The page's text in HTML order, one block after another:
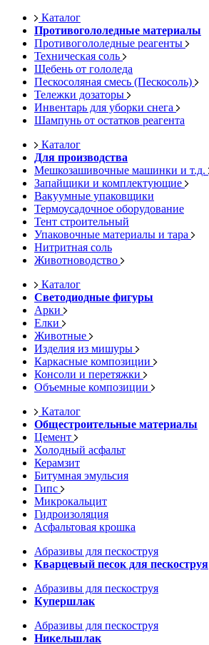
Каталог
Противогололедные материалы
Противогололедные реагенты
Техническая соль
Щебень от гололеда
Пескосоляная смесь (Пескосоль)
Тележки дозаторы
Инвентарь для уборки снега
Шампунь от остатков реагента
Каталог
Для производства
Мешкозашивочные машинки и т.д.
Запайщики и комплектующие
Вакуумные упаковщики
Термоусадочное оборудование
Тент строительный
Упаковочные материалы и тара
Нитритная соль
Животноводство
Каталог
Светодиодные фигуры
Арки
Елки
Животные
Изделия из мишуры
Каркасные композиции
Консоли и перетяжки
Объемные композиции
Каталог
Общестроительные материалы
Цемент
Холодный асфальт
Керамзит
Битумная эмульсия
Гипс
Микрокальцит
Гидроизоляция
Асфальтовая крошка
Абразивы для пескоструя
Кварцевый песок для пескоструя
Абразивы для пескоструя
Купершлак
Абразивы для пескоструя
Никельшлак